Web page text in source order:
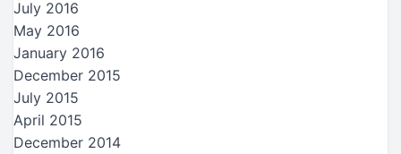
July 2016
May 2016
January 2016
December 2015
July 2015
April 2015
December 2014